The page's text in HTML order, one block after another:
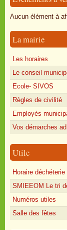
Oisly autrefois
Annonces
Aucun élément à
La mairie
Les horaires
Le conseil
Ecole- SIVOS
Règles de civilité
Employés
Vos démarches
Utile
Horaire déchéterie
SMIEEOM Le tri
Numéros utiles
Salle des fêtes